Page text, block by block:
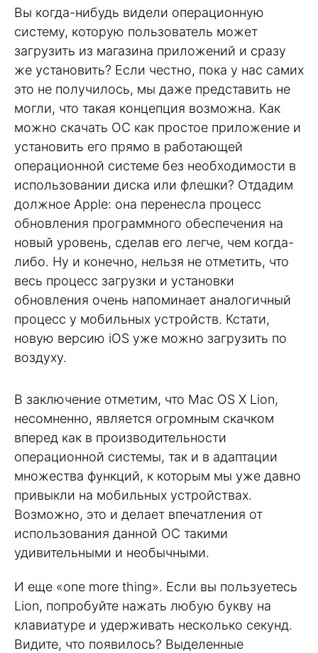
Вы когда-нибудь видели операционную
систему, которую пользователь может
загрузить из магазина приложений и сразу
же установить? Если честно, пока у нас самих
это не получилось, мы даже представить не
могли, что такая концепция возможна. Как
можно скачать ОС как простое приложение и
установить его прямо в работающей
операционной системе без необходимости в
использовании диска или флешки? Отдадим
должное Apple: она перенесла процесс
обновления программного обеспечения на
новый уровень, сделав его легче, чем когда-
либо. Ну и конечно, нельзя не отметить, что
весь процесс загрузки и установки
обновления очень напоминает аналогичный
процесс у мобильных устройств. Кстати,
новую версию iOS уже можно загрузить по
воздуху.
В заключение отметим, что Mac OS X Lion,
несомненно, является огромным скачком
вперед как в производительности
операционной системы, так и в адаптации
множества функций, к которым мы уже давно
привыкли на мобильных устройствах.
Возможно, это и делает впечатления от
использования данной ОС такими
удивительными и необычными.
И еще «one more thing». Если вы пользуетесь
Lion, попробуйте нажать любую букву на
клавиатуре и удерживать несколько секунд.
Видите, что появилось? Выделенные